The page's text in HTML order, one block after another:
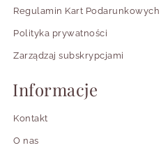
Regulamin Kart Podarunkowych
Polityka prywatności
Zarządzaj subskrypcjami
Informacje
Kontakt
O nas